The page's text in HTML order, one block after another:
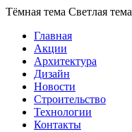
Тёмная тема Светлая тема
Главная
Акции
Архитектура
Дизайн
Новости
Строительство
Технологии
Контакты